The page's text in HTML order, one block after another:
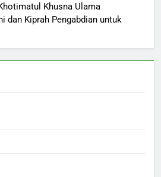
Khusna Ulama
dan Kiprah Pengabdian untuk